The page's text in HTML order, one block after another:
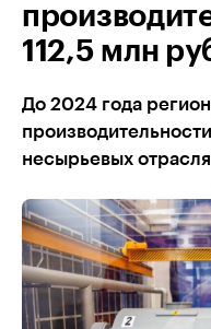
112,5 млн
До 2024 года
несырьевых